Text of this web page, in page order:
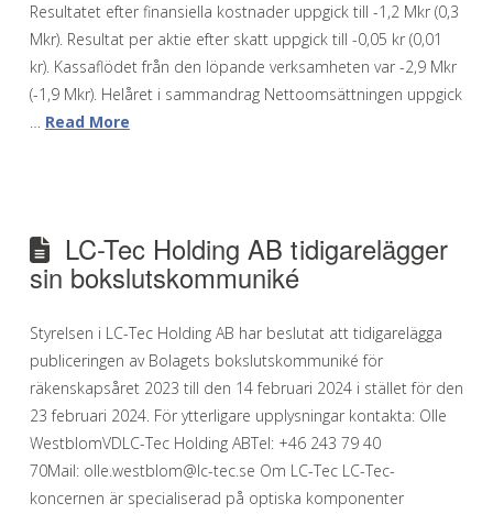
Resultatet efter finansiella kostnader uppgick till -1,2 Mkr (0,3
Mkr). Resultat per aktie efter skatt uppgick till -0,05 kr (0,01
kr). Kassaflödet från den löpande verksamheten var -2,9 Mkr
(-1,9 Mkr). Helåret i sammandrag Nettoomsättningen uppgick
… Read More
LC-Tec Holding AB tidigarelägger
sin bokslutskommuniké
Styrelsen i LC-Tec Holding AB har beslutat att tidigarelägga
publiceringen av Bolagets bokslutskommuniké för
räkenskapsåret 2023 till den 14 februari 2024 i stället för den
23 februari 2024. För ytterligare upplysningar kontakta: Olle
WestblomVDLC-Tec Holding ABTel: +46 243 79 40
70Mail: olle.westblom@lc-tec.se Om LC-Tec LC-Tec-
koncernen är specialiserad på optiska komponenter